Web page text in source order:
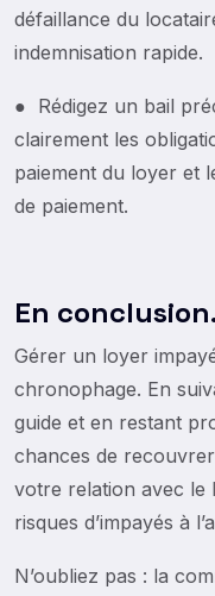
défaillance du
indemnisation rapide.
● Rédigez un bail
clairement les
paiement du loyer et
de paiement.
En
Gérer un loyer
chronophage. En
guide et en restant
chances de
votre relation avec le
risques d’impayés à
N’oubliez pas : la